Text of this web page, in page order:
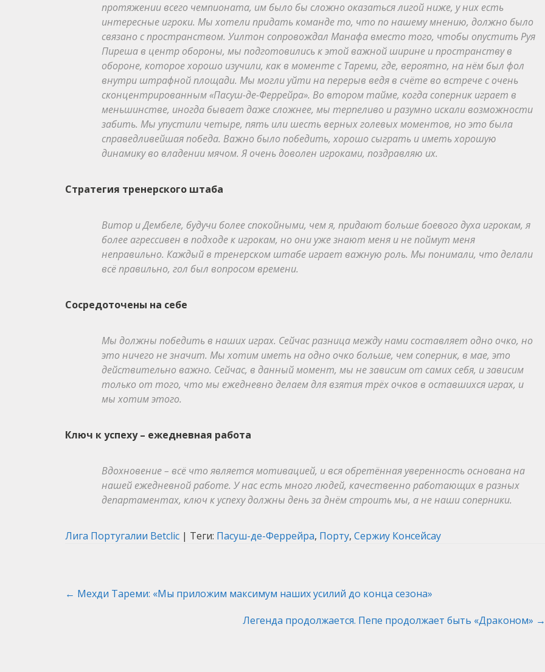
протяжении всего чемпионата, им было бы сложно оказаться лигой ниже, у них есть
интересные игроки. Мы хотели придать команде то, что по нашему мнению, должно было
связано с пространством. Уилтон сопровождал Манафа вместо того, чтобы опустить Руя
Пиреша в центр обороны, мы подготовились к этой важной ширине и пространству в
обороне, которое хорошо изучили, как в моменте с Тареми, где, вероятно, на нём был фол
внутри штрафной площади. Мы могли уйти на перерыв ведя в счёте во встрече с очень
сконцентрированным «Пасуш-де-Феррейра». Во втором тайме, когда соперник играет в
меньшинстве, иногда бывает даже сложнее, мы терпеливо и разумно искали возможности
забить. Мы упустили четыре, пять или шесть верных голевых моментов, но это была
справедливейшая победа. Важно было победить, хорошо сыграть и иметь хорошую
динамику во владении мячом. Я очень доволен игроками, поздравляю их.
Стратегия тренерского штаба
Витор и Дембеле, будучи более спокойными, чем я, придают больше боевого духа игрокам, я
более агрессивен в подходе к игрокам, но они уже знают меня и не поймут меня
неправильно. Каждый в тренерском штабе играет важную роль. Мы понимали, что делали
всё правильно, гол был вопросом времени.
Сосредоточены на себе
Мы должны победить в наших играх. Сейчас разница между нами составляет одно очко, но
это ничего не значит. Мы хотим иметь на одно очко больше, чем соперник, в мае, это
действительно важно. Сейчас, в данный момент, мы не зависим от самих себя, и зависим
только от того, что мы ежедневно делаем для взятия трёх очков в оставшихся играх, и
мы хотим этого.
Ключ к успеху – ежедневная работа
Вдохновение – всё что является мотивацией, и вся обретённая уверенность основана на
нашей ежедневной работе. У нас есть много людей, качественно работающих в разных
департаментах, ключ к успеху должны день за днём строить мы, а не наши соперники.
Лига Португалии Betclic | Теги: Пасуш-де-Феррейра, Порту, Сержиу Консейсау
Post
navigation
← Мехди Тареми: «Мы приложим максимум наших усилий до конца сезона»
Легенда продолжается. Пепе продолжает быть «Драконом» →